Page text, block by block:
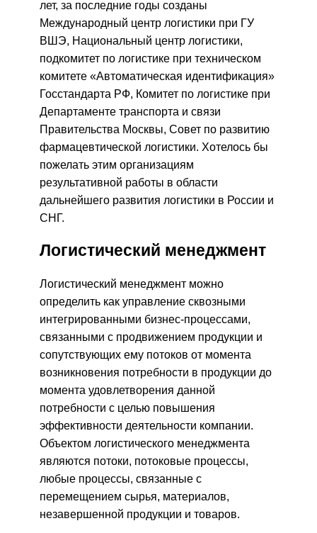
лет, за последние годы созданы
Международный центр логистики при ГУ
ВШЭ, Национальный центр логистики,
подкомитет по логистике при техническом
комитете «Автоматическая идентификация»
Госстандарта РФ, Комитет по логистике при
Департаменте транспорта и связи
Правительства Москвы, Совет по развитию
фармацевтической логистики. Хотелось бы
пожелать этим организациям
результативной работы в области
дальнейшего развития логистики в России и
СНГ.
Логистический менеджмент
Логистический менеджмент можно
определить как управление сквозными
интегрированными бизнес-процессами,
связанными с продвижением продукции и
сопутствующих ему потоков от момента
возникновения потребности в продукции до
момента удовлетворения данной
потребности с целью повышения
эффективности деятельности компании.
Объектом логистического менеджмента
являются потоки, потоковые процессы,
любые процессы, связанные с
перемещением сырья, материалов,
незавершенной продукции и товаров.